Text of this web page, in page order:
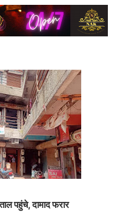
पहुंचे, दामाद फरार